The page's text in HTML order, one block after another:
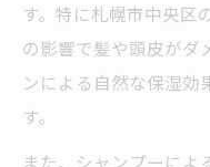
す。特に札幌市中央区
の影響で髪や頭皮がダ
ンによる自然な保湿効
す。
また、シャンプーによ